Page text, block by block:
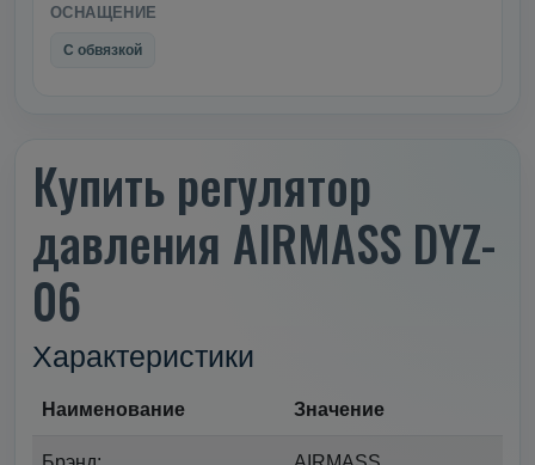
ОСНАЩЕНИЕ
С обвязкой
Купить регулятор
давления AIRMASS DYZ-
06
Характеристики
Наименование Значение